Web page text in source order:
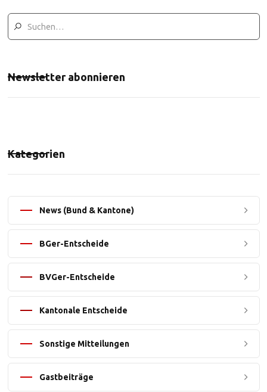
Newsletter abonnieren
Kategorien
News (Bund & Kantone)
BGer-Entscheide
BVGer-Entscheide
Kantonale Entscheide
Sonstige Mitteilungen
Gastbeiträge